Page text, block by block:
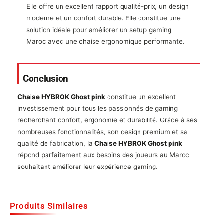
Elle offre un excellent rapport qualité-prix, un design
moderne et un confort durable. Elle constitue une
solution idéale pour améliorer un setup gaming
Maroc avec une chaise ergonomique performante.
Conclusion
Chaise HYBROK Ghost pink constitue un excellent
investissement pour tous les passionnés de gaming
recherchant confort, ergonomie et durabilité. Grâce à ses
nombreuses fonctionnalités, son design premium et sa
qualité de fabrication, la Chaise HYBROK Ghost pink
répond parfaitement aux besoins des joueurs au Maroc
souhaitant améliorer leur expérience gaming.
Produits Similaires